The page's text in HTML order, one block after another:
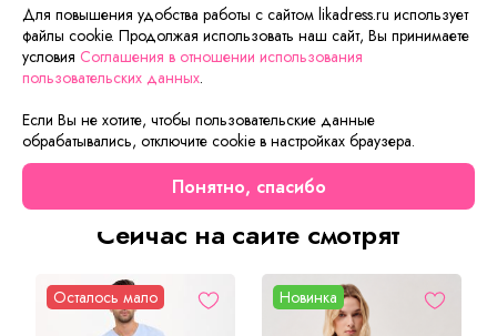
Тип ткани: Жаккард в рубчик
Длина изделий:
28р - 58 см, 30р - 64 см, 32р - 71 см, 34р - 77 см.
Стильные детские брюки на поясной резинке. Модель
прямого кроя. Брюки из эластичной, тягучей ткани с
вязаным рисунком.
Сейчас на сайте смотрят
Осталось мало Новинка
Для повышения удобства работы с сайтом likadress.ru использует
файлы cookie. Продолжая использовать наш сайт, Вы принимаете
условия Соглашения в отношении использования
пользовательских данных.
Если Вы не хотите, чтобы пользовательские данные
обрабатывались, отключите cookie в настройках браузера.
Понятно, спасибо